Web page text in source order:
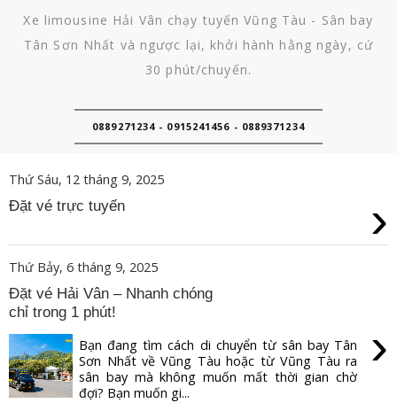
Xe limousine Hải Vân chạy tuyến Vũng Tàu - Sân bay
Tân Sơn Nhất và ngược lại, khởi hành hằng ngày, cứ
30 phút/chuyến.
0889271234 - 0915241456 - 0889371234
Thứ Sáu, 12 tháng 9, 2025
Đặt vé trực tuyến ›
Thứ Bảy, 6 tháng 9, 2025
Đặt vé Hải Vân – Nhanh chóng
chỉ trong 1 phút!
›
Bạn đang tìm cách di chuyển từ sân bay Tân
Sơn Nhất về Vũng Tàu hoặc từ Vũng Tàu ra
sân bay mà không muốn mất thời gian chờ
đợi? Bạn muốn gi...